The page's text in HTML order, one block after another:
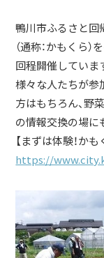
鴨川市ふるさと回
（通称：かもくら
回程開催していま
様々な人たちが参
方はもちろん、野
の情報交換の場に
【まずは体験！か
https://